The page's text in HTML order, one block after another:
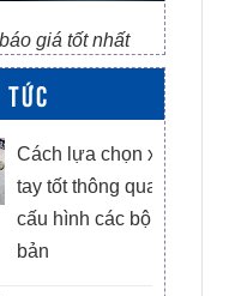
giá tốt nhất
Cách lựa chọn xe nâng
tay tốt thông qua đánh giá
cấu hình các bộ phận cơ
bản